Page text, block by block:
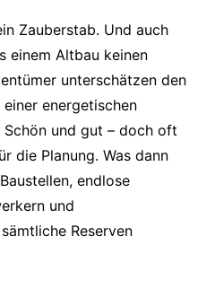
Zauberstab. Und auch
einem Altbau keinen
unterschätzen den
energetischen
Schön und gut – doch oft
die Planung. Was dann
endlose
und
Reserven